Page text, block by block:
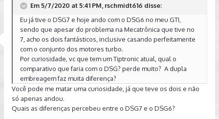
Em 5/7/2020 at 5:41 PM, rschmidt616 disse:
Eu já tive o DSG7 e hoje ando com o DSG6 no meu GTI,
sendo que apesar do problema na Mecatrônica que tive no
7, acho os dois fantásticos, inclusive casando perfeitamente
com o conjunto dos motores turbo.
Por curiosidade, vc que tem um Tiptronic atual, qual o
comparativo que faria com o DSG? perde muito? A dupla
embreagem faz muita diferença?
Você pode me matar uma curiosidade, já que teve os dois e não
só apenas andou.
Quais as diferenças percebeu entre o DSG7 e o DSG6?